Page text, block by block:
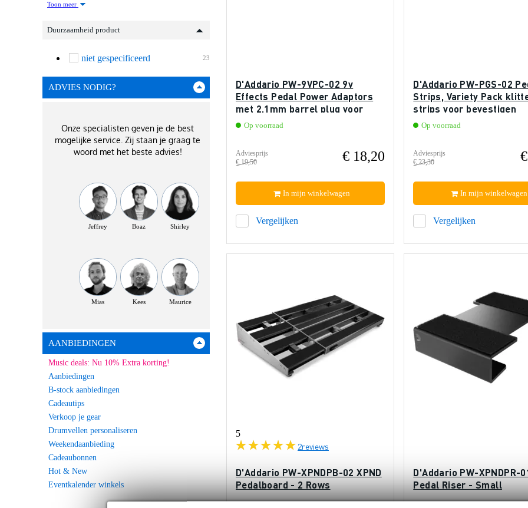
Toon meer
Duurzaamheid product
23
niet gespecificeerd
ADVIES NODIG?
Onze specialisten geven je de best
mogelijke service. Zij staan je graag te
woord met het beste advies!
Jeffrey Boaz Shirley
Mias Kees Maurice
AANBIEDINGEN
Music deals: Nu 10% Extra korting!
Aanbiedingen
B-stock aanbiedingen
Cadeautips
Verkoop je gear
Drumvellen personaliseren
Weekendaanbieding
Cadeaubonnen
Hot & New
Eventkalender winkels
D'Addario PW-9VPC-02 9v
Effects Pedal Power Adaptors
met 2.1mm barrel plug voor
stroomvoorziening (2 x)
Op voorraad
Adviesprijs
€ 19,50
€ 18,20
Vergelijken
In mijn winkelwagen
D'Addario PW-PGS-02
Strips, Variety Pack
strips voor bevestigen
effectpedalen
Op voorraad
Adviesprijs
€ 23,30
Vergelijken
In mijn winkelwagen
5
2reviews
D'Addario PW-XPNDPB-02 XPND
Pedalboard - 2 Rows
D'Addario PW-XPNDPR-
Pedal Riser - Small